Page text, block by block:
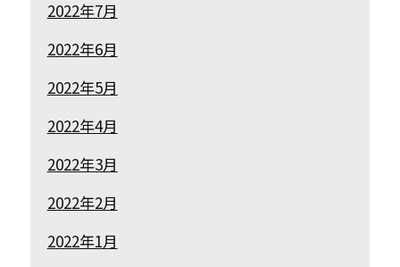
2022年7月
2022年6月
2022年5月
2022年4月
2022年3月
2022年2月
2022年1月